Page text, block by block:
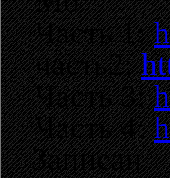
Часть 1:
часть2:
Часть 3:
Часть 4:
Записан